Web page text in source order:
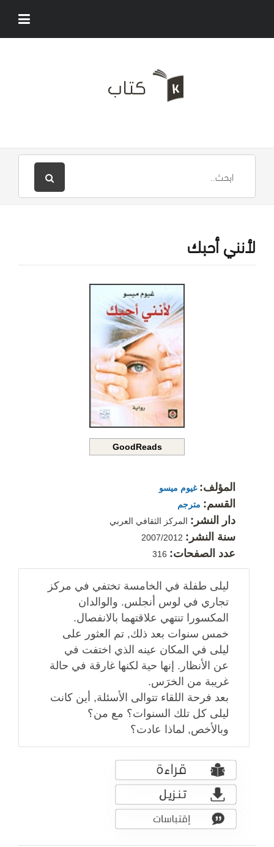
لأنني أحبك
GoodReads
المؤلف: غيوم ميسو
القسم: مترجم
دار النشر: المركز الثقافي العربي
سنة النشر:
عدد الصفحات:
ليلى طفلة في الخامسة تختفي في مركز
تجاري في لوس أنجلس. والوالدان
المكسورا تنتهي علاقتهما بالانفصال.
خمس سنوات بعد ذلك, تم العثور على
ليلى في المكان عينه الذي اختفت في
عن الأنظار. إنها حية لكنها غارقة في حالة
غريبة من الخرَس.
بعد فرحة اللقاء تتوالى الأسئلة, أين كانت
ليلى كل تلك السنوات؟ مع من؟
وبالأخص, لماذا عادت؟